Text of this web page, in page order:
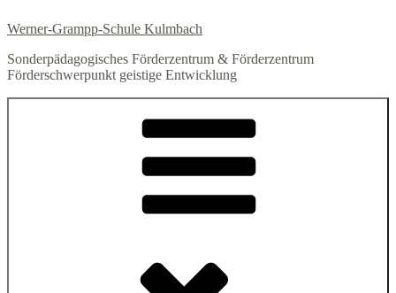
Inhalt
Werner-Grampp-Schule Kulmbach
Sonderpädagogisches Förderzentrum & Förderzentrum
Förderschwerpunkt geistige Entwicklung